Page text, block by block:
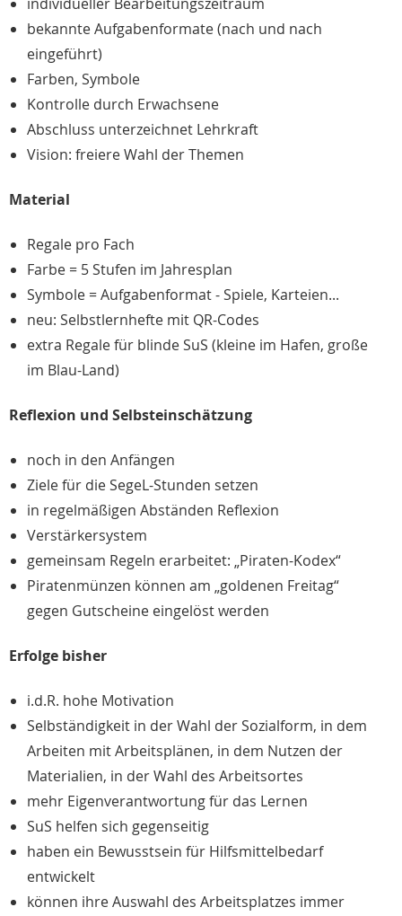
bekannte Aufgabenformate (nach und nach
eingeführt)
Farben, Symbole
Kontrolle durch Erwachsene
Abschluss unterzeichnet Lehrkraft
Vision: freiere Wahl der Themen
Material
Regale pro Fach
Farbe = 5 Stufen im Jahresplan
Symbole = Aufgabenformat - Spiele, Karteien...
neu: Selbstlernhefte mit QR-Codes
extra Regale für blinde SuS (kleine im Hafen, große
im Blau-Land)
Reflexion und Selbsteinschätzung
noch in den Anfängen
Ziele für die SegeL-Stunden setzen
in regelmäßigen Abständen Reflexion
Verstärkersystem
gemeinsam Regeln erarbeitet: „Piraten-Kodex“
Piratenmünzen können am „goldenen Freitag“
gegen Gutscheine eingelöst werden
Erfolge bisher
i.d.R. hohe Motivation
Selbständigkeit in der Wahl der Sozialform, in dem
Arbeiten mit Arbeitsplänen, in dem Nutzen der
Materialien, in der Wahl des Arbeitsortes
mehr Eigenverantwortung für das Lernen
SuS helfen sich gegenseitig
haben ein Bewusstsein für Hilfsmittelbedarf
entwickelt
können ihre Auswahl des Arbeitsplatzes immer